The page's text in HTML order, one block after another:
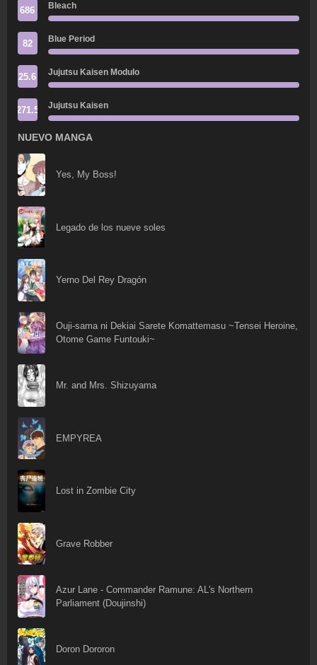
686 Bleach
82 Blue Period
25.6 Jujutsu Kaisen Modulo
271.5 Jujutsu Kaisen
NUEVO MANGA
Yes, My Boss!
Legado de los nueve soles
Yerno Del Rey Dragón
Ouji-sama ni Dekiai Sarete Komattemasu ~Tensei Heroine,
Otome Game Funtouki~
Mr. and Mrs. Shizuyama
EMPYREA
Lost in Zombie City
Grave Robber
Azur Lane - Commander Ramune: AL's Northern
Parliament (Doujinshi)
Doron Dororon